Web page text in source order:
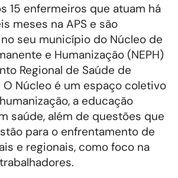
15 enfermeiros que atuam há
meses na APS e são
seu município do Núcleo de
e Humanização (NEPH)
Regional de Saúde de
O Núcleo é um espaço coletivo
a educação
saúde, além de questões que
para o enfrentamento de
e regionais, como foco na